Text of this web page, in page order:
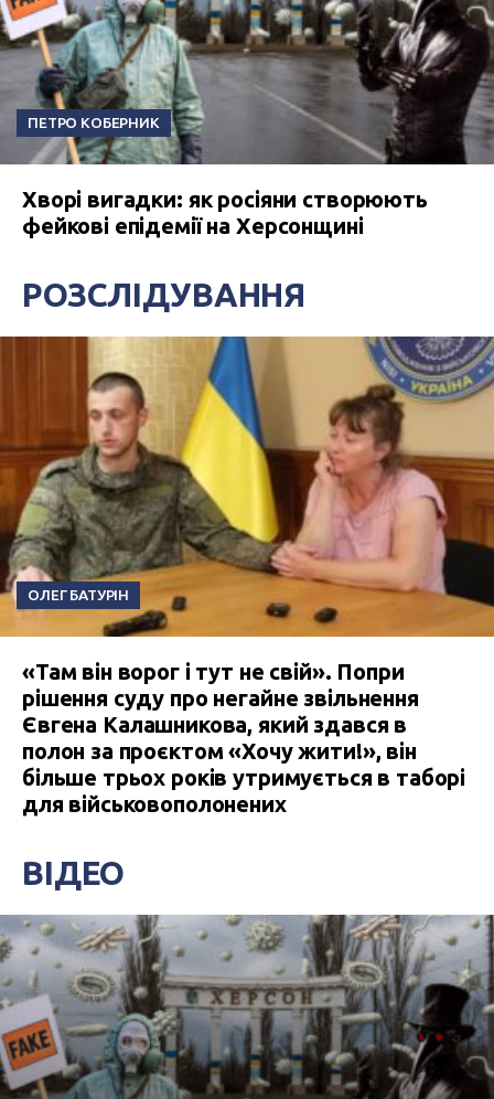
ПЕТРО КОБЕРНИК
Хворі вигадки: як росіяни створюють
фейкові епідемії на Херсонщині
РОЗСЛІДУВАННЯ
ОЛЕГ БАТУРІН
«Там він ворог і тут не свій». Попри
рішення суду про негайне звільнення
Євгена Калашникова, який здався в
полон за проєктом «Хочу жити!», він
більше трьох років утримується в таборі
для військовополонених
ВІДЕО